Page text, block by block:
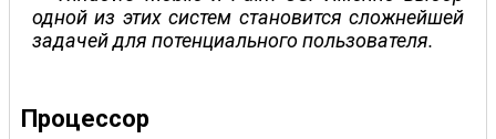
одной из этих систем становится сложнейшей
задачей для потенциального пользователя.
Процессор